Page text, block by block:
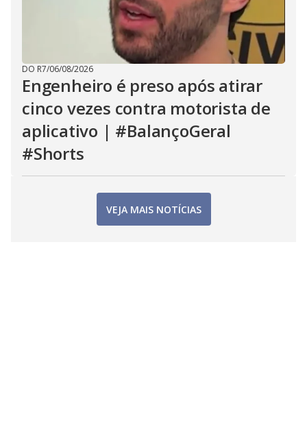
DO R7/06/08/2026
Engenheiro é preso após atirar
cinco vezes contra motorista de
aplicativo | #BalançoGeral
#Shorts
VEJA MAIS NOTÍCIAS